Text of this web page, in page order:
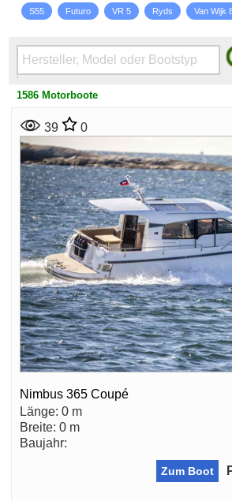
S55 Futuro VR 5 Ryds Van Wijk
1586 Motorboote
39 0
Nimbus 365 Coupé
Länge: 0 m
Breite: 0 m
Baujahr:
Zum Boot